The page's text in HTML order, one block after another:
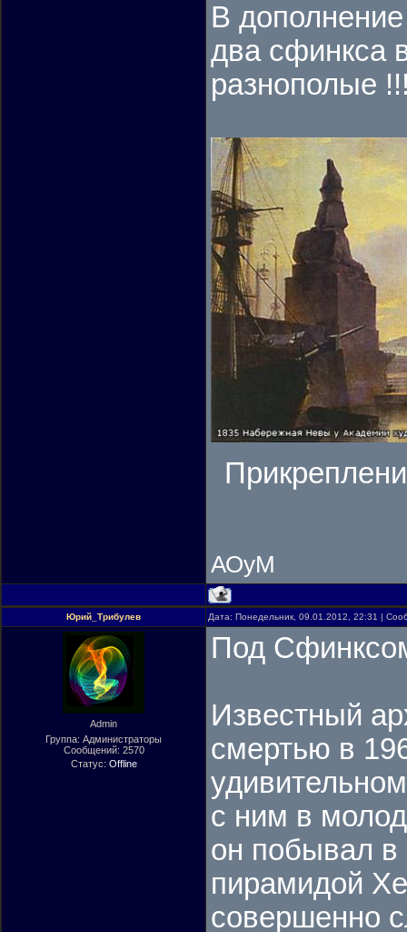
В
два сфинкса
разнополые
АОуМ
Юрий_Трибулев Дата: Понедельник, 09.01.2012, 22:31 |
Admin
Группа: Администраторы
Сообщений: 2570
Статус: Offline
Под
Известный
смертью в
с ним в
он побывал в
пирамидой
совершенно